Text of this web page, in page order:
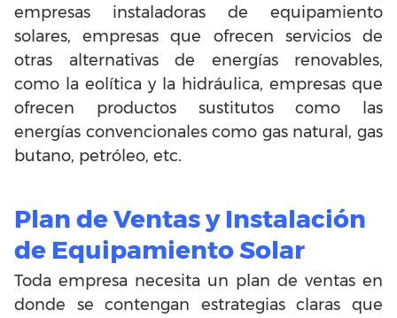
empresas instaladoras de equipamiento
solares, empresas que ofrecen servicios de
otras alternativas de energías renovables,
como la eolítica y la hidráulica, empresas que
ofrecen productos sustitutos como las
energías convencionales como gas natural, gas
butano, petróleo, etc.
Plan de Ventas y Instalación
de Equipamiento Solar
Toda empresa necesita un plan de ventas en
donde se contengan estrategias claras que